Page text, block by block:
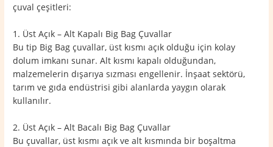
çuval çeşitleri:
1. Üst Açık – Alt Kapalı Big Bag Çuvallar
Bu tip Big Bag çuvallar, üst kısmı açık olduğu için kolay
dolum imkanı sunar. Alt kısmı kapalı olduğundan,
malzemelerin dışarıya sızması engellenir. İnşaat sektörü,
tarım ve gıda endüstrisi gibi alanlarda yaygın olarak
kullanılır.
2. Üst Açık – Alt Bacalı Big Bag Çuvallar
Bu çuvallar, üst kısmı açık ve alt kısmında bir boşaltma